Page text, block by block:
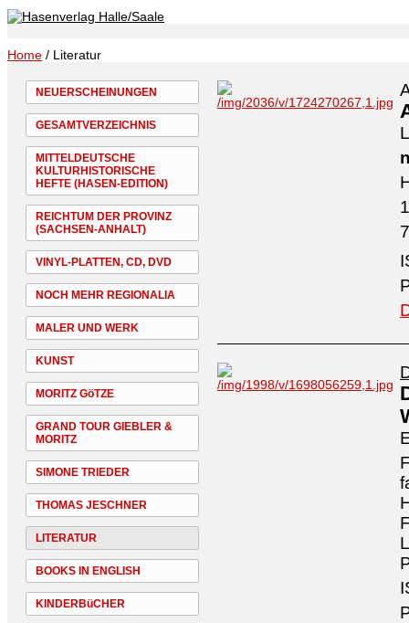
Home / Literatur
NEUERSCHEINUNGEN
GESAMTVERZEICHNIS
MITTELDEUTSCHE
KULTURHISTORISCHE
HEFTE (HASEN-EDITION)
REICHTUM DER PROVINZ
(SACHSEN-ANHALT)
VINYL-PLATTEN, CD, DVD
NOCH MEHR REGIONALIA
MALER UND WERK
KUNST
MORITZ GöTZE
GRAND TOUR GIEBLER &
MORITZ
SIMONE TRIEDER
THOMAS JESCHNER
LITERATUR
BOOKS IN ENGLISH
KINDERBüCHER